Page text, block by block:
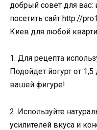
добрый совет для
посетить сайт http://
Киев для любой
1. Для рецепта
Подойдет йогурт от
вашей фигуре!
2. Используйте
усилителей вкуса и